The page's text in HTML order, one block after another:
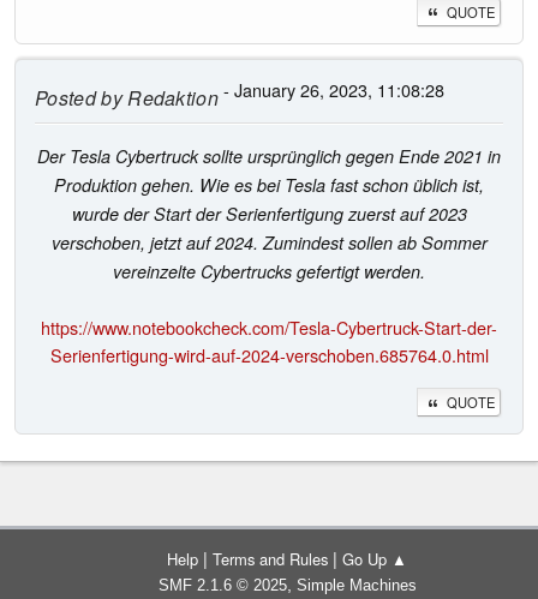
QUOTE
Posted byRedaktion- January 26, 2023, 11:08:28
Der Tesla Cybertruck sollte ursprünglich gegen Ende 2021 in
Produktion gehen. Wie es bei Tesla fast schon üblich ist,
wurde der Start der Serienfertigung zuerst auf 2023
verschoben, jetzt auf 2024. Zumindest sollen ab Sommer
vereinzelte Cybertrucks gefertigt werden.
https://www.notebookcheck.com/Tesla-Cybertruck-Start-der-
Serienfertigung-wird-auf-2024-verschoben.685764.0.html
QUOTE
Help | Terms and Rules | Go Up ▲
SMF 2.1.6 © 2025, Simple Machines